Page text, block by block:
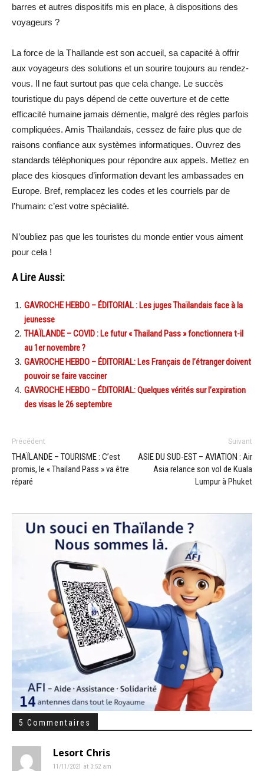
barres et autres dispositifs mis en place, à dispositions des
voyageurs ?
La force de la Thaïlande est son accueil, sa capacité à offrir
aux voyageurs des solutions et un sourire toujours au rendez-
vous. Il ne faut surtout pas que cela change. Le succès
touristique du pays dépend de cette ouverture et de cette
efficacité humaine jamais démentie, malgré des règles parfois
compliquées. Amis Thaïlandais, cessez de faire plus que de
raisons confiance aux systèmes informatiques. Ouvrez des
standards téléphoniques pour répondre aux appels. Mettez en
place des kiosques d’information devant les ambassades en
Europe. Bref, remplacez les codes et les courriels par de
l’humain: c’est votre spécialité.
N’oubliez pas que les touristes du monde entier vous aiment
pour cela !
A Lire Aussi:
GAVROCHE HEBDO – ÉDITORIAL : Les juges Thaïlandais face à la
jeunesse
THAÏLANDE – COVID : Le futur « Thailand Pass » fonctionnera t-il
au 1er novembre ?
GAVROCHE HEBDO – ÉDITORIAL: Les Français de l’étranger doivent
pouvoir se faire vacciner
GAVROCHE HEBDO – ÉDITORIAL: Quelques vérités sur l’expiration
des visas le 26 septembre
Précédent
THAÏLANDE – TOURISME : C’est
promis, le « Thailand Pass » va être
réparé
Suivant
ASIE DU SUD-EST – AVIATION : Air
Asia relance son vol de Kuala
Lumpur à Phuket
5 Commentaires
Lesort Chris
11/11/2021 at 3:52 am